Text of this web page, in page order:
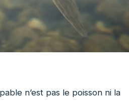
n’est pas le poisson ni la